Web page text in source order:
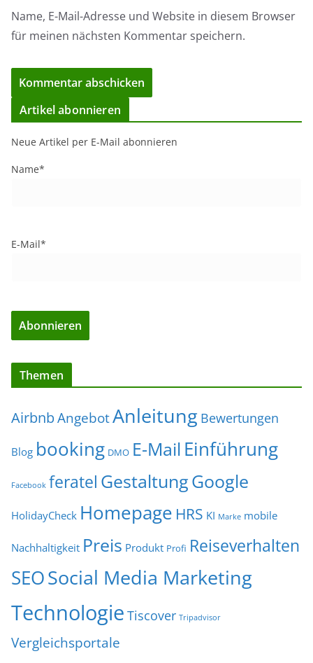
Name, E-Mail-Adresse und Website in diesem Browser
für meinen nächsten Kommentar speichern.
Artikel abonnieren
Neue Artikel per E-Mail abonnieren
Name*
E-Mail*
Themen
AirbnbAngebotAnleitung Bewertungen
Blog booking DMO E-Mail Einführung
Facebook feratel GestaltungGoogle
HolidayCheck Homepage HRS KI Marke mobile
Nachhaltigkeit Preis Produkt Profi Reiseverhalten
SEOSocial Media Marketing
Technologie Tiscover Tripadvisor
Vergleichsportale